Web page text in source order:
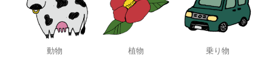
動物 植物 乗り物